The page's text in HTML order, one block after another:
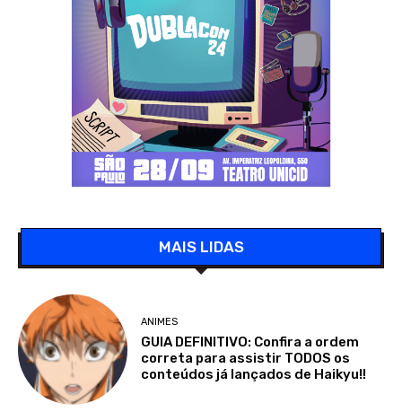
MAIS LIDAS
ANIMES
GUIA DEFINITIVO: Confira a ordem
correta para assistir TODOS os
conteúdos já lançados de Haikyu!!